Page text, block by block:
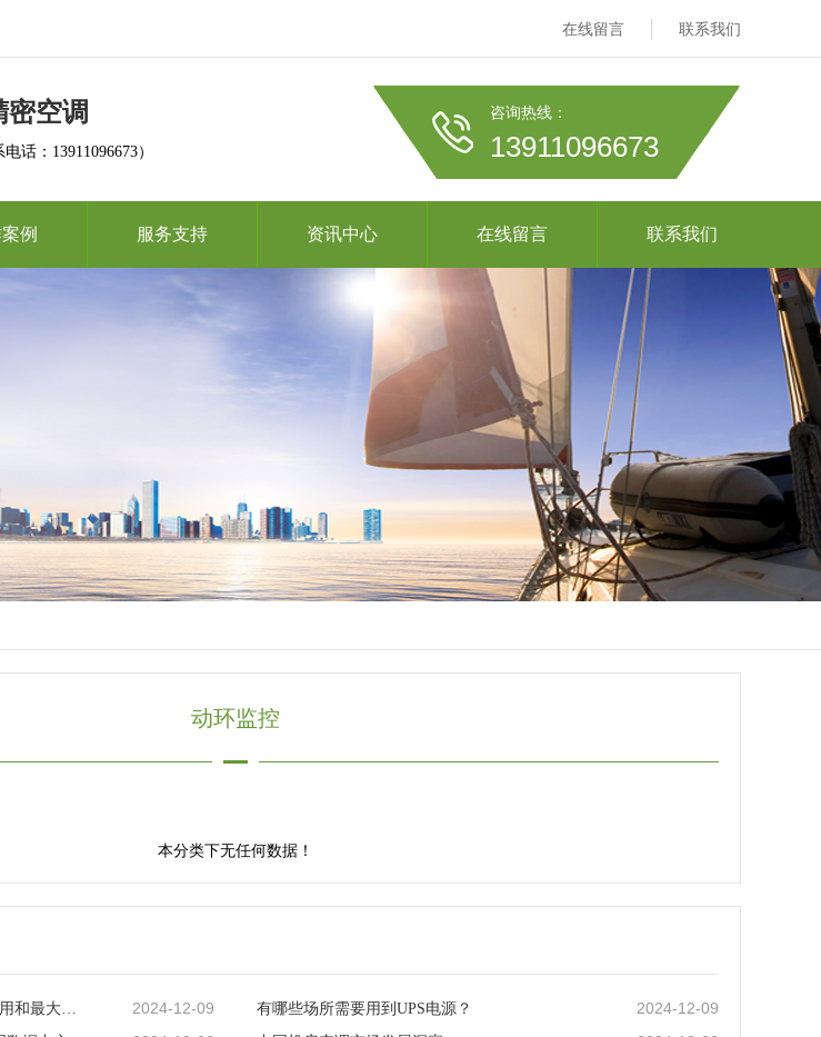
在线留言 联系我们
密空调
话：13911096673）
咨询热线：
13911096673
例 服务支持 资讯中心 在线留言 联系我们
动环监控
本分类下无任何数据！
数据中心的UPS系统如何平衡能源使用和最大化稳定性 2024-12-09 有哪些场所需要用到UPS电源？ 2024-12-09